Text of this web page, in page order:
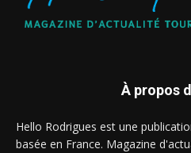
À propos
Hello Rodrigues est une
basée en France. Magazine